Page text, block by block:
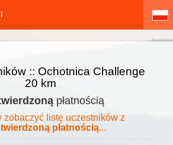
:: Ochotnica Challenge
20 km
płatnością
zobaczyć listę uczestników z
płatnością...